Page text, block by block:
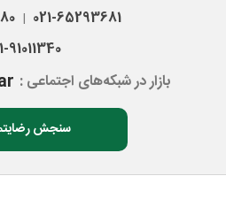
021-65293681
|
91011340
بازار در شبکه‌های اجتماعی :
سنجش